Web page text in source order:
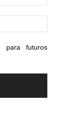
para futuros